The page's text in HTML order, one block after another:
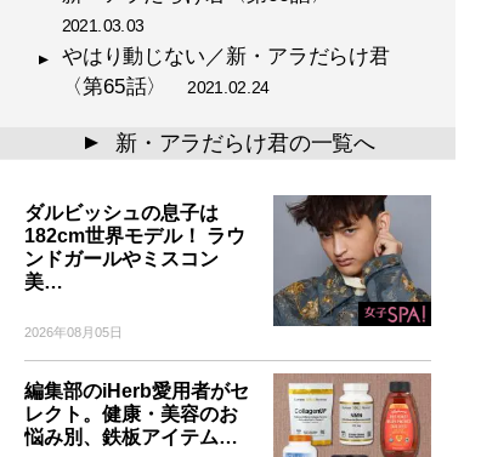
2021.03.03
やはり動じない／新・アラだらけ君
〈第65話〉 2021.02.24
▲ 新・アラだらけ君の一覧へ
ダルビッシュの息子は
182cm世界モデル！ ラウ
ンドガールやミスコン
美…
2026年08月05日
編集部のiHerb愛用者がセ
レクト。健康・美容のお
悩み別、鉄板アイテム…